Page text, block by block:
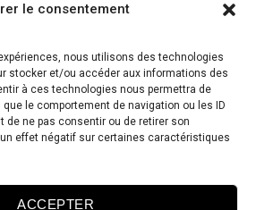
le consentement
nous utilisons des technologies
stocker et/ou accéder aux informations des
à ces technologies nous permettra de
le comportement de navigation ou les ID
de ne pas consentir ou de retirer son
effet négatif sur certaines caractéristiques
ACCEPTER
Interieur-Extérieur